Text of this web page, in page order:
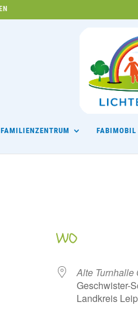
FAMILIENZENTRUM FABIMOBIL
WO
Alte Turnhalle
Geschwister-
Landkreis